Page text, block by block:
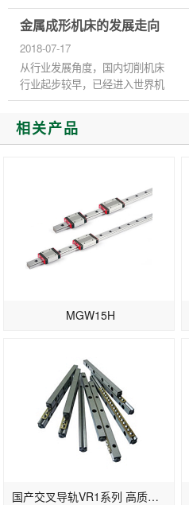
就要跟着小编一起往下看咯！
伴随着工业科技不断创新改革，
汽车制造轮胎也走向高品质的...
金属成形机床的发展走向
2018-07-17
从行业发展角度，国内切削机床
行业起步较早，已经进入世界机
床产值前十大企业。成形机床相
比切削机床起步较晚，行业规模
和重点公司的收入规模都远...
相关产品
MGW15H
国产交叉导轨VR1系列 高质量滚柱导轨